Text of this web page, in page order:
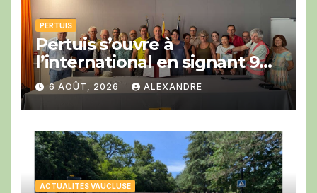
PERTUIS
Pertuis s’ouvre à
l’international en signant 9
engagements en faveur du
développement du vélo avec
la COP Bike Ride.
6 AOÛT, 2026 ALEXANDRE
ACTUALITÉS VAUCLUSE